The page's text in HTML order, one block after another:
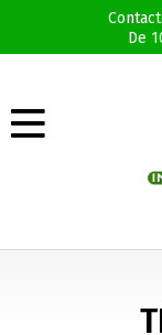
De